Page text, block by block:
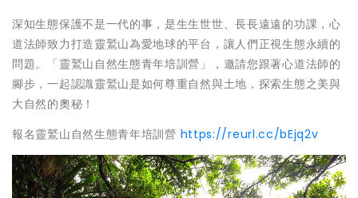
深知生態保護不是一代的事，是生生世世、長長遠遠的功課，心
道法師致力打造靈鷲山為愛地球的平台，讓人們正視生態永續的
問題。「靈鷲山自然生態青年培訓營」，邀請您跟著心道法師的
腳步，一起認識靈鷲山是如何尊重自然與土地，探索生態之美與
大自然的奧秘！
報名靈鷲山自然生態青年培訓營 https://reurl.cc/bEjq2v